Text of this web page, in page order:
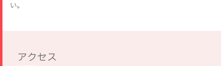
い。
アクセス